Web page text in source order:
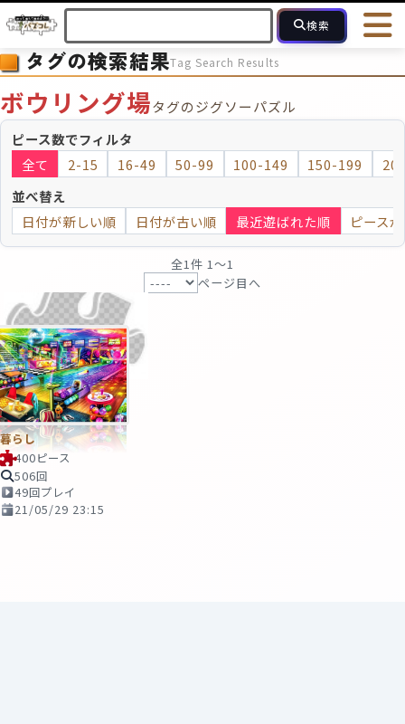
検索
HOME 会員登録
ヘルプ
最近投稿され
ピース数 2～15 16～49 50～99 100
モザイク モザイクのみ
タグの検索結果Tag Search Results
ボウリング場タグのジグソーパズル
ピース数でフィルタ
全て
2-15 16-49 50-99 100-149 150-199
並べ替え
日付が新しい順
日付が古い順 最近遊ばれた順 ピース
全1件 1〜1
ページ目へ
暮らし
400ピース
506回
49回プレイ
21/05/29 23:15